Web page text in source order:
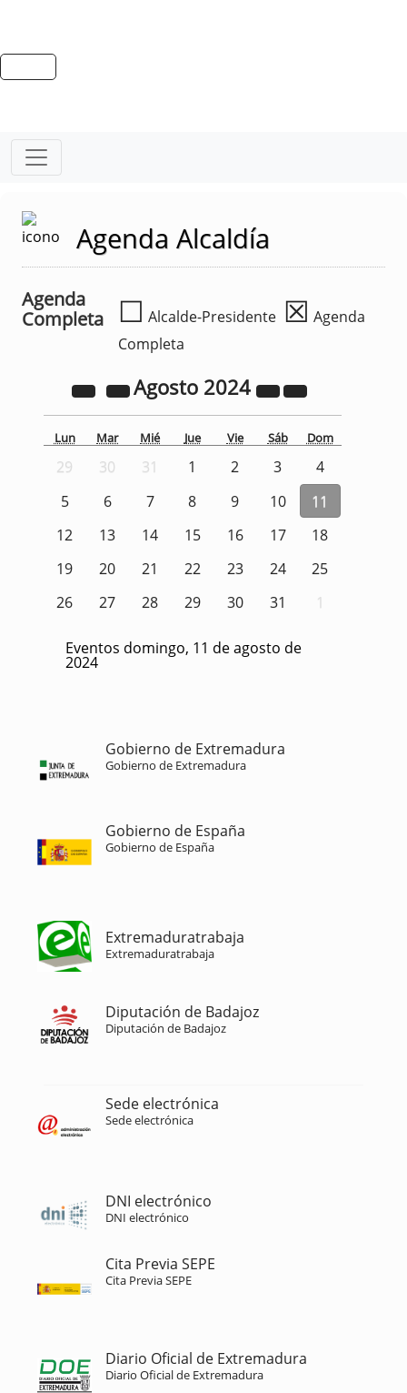
Agenda Alcaldía
Agenda
Completa
☐ Alcalde-Presidente ☒ Agenda
Completa
Agosto 2024
Lun Mar Mié Jue Vie Sáb Dom
29 30 31 1 2 3
4
5
6 7 8 9 10
11
12
13 14 15 16 17
18
19
20 21 22 23 24
25
26
27 28 29 30 31 1
Eventos domingo, 11 de agosto de
2024
Gobierno de Extremadura
Gobierno de Extremadura
Gobierno de España
Gobierno de España
Extremaduratrabaja
Extremaduratrabaja
Diputación de Badajoz
Diputación de Badajoz
Sede electrónica
Sede electrónica
DNI electrónico
DNI electrónico
Cita Previa SEPE
Cita Previa SEPE
Diario Oficial de Extremadura
Diario Oficial de Extremadura